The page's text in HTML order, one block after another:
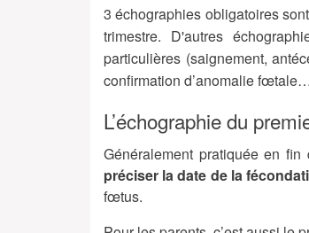
3 échographies obligatoires
trimestre. D'autres
particulières (saignement,
confirmation d’anomalie
L’échographie du
Généralement pratiquée en fin
préciser la date de la
fœtus.